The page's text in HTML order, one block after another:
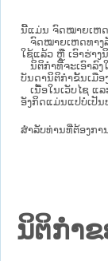
ນີ້ແມ່ນ ຈົດໝາຍເຫດ
ຈົດໝາຍເຫດທາງລັ
ໃຊ້ແລ້ວ ຫຼື ເອົາຮ່າ
ນິ​ຕິ​ກຳ​ທີ່​ຈະ​ເອົາ​ລົ
ບັນ​ດານິ​ຕິ​ກຳ​ຂັ້ນ​ເມືອ
ເນື້ອໃນ​ເວັບ​ໄຊ​ ແ
ອັງກິດແມ່ນແປບໍ່ເປັນ
ສໍາລັບທ່ານທີ່ຕ້ອງກາ
ນິຕິກຳ